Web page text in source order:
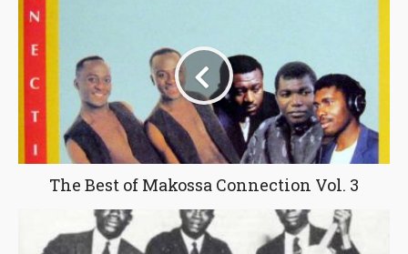
The Best of Makossa Connection Vol. 3